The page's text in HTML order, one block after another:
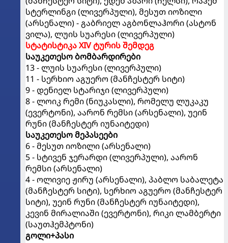
სტერლინგი (ლივერპული), მესუთ იოზილი
(არსენალი) - გაბრიელ აგბონლაჰორი (ასტონ
ვილა), ლუის სუარესი (ლივერპული)
სტატისტიკა XIV ტურის შემდეგ
საუკეთესო ბომბარდირები
13 - ლუის სუარესი (ლივერპული)
11 - სერხიო აგუერო (მანჩესტერ სიტი)
9 - დენიელ სტარიჯი (ლივერპული)
8 - ლოიკ რემი (ნიუკასლი), რომელუ ლუკაკუ
(ევერტონი), აარონ რემსი (არსენალი), უეინ
რუნი (მანჩესტერ იუნაიტედი)
საუკეთესო მეპასეები
6 - მესუთ იოზილი (არსენალი)
5 - სტივენ ჯერარდი (ლივერპული), აარონ
რემსი (არსენალი)
4 - ოლივიე ჟირუ (არსენალი), პაბლო საბალეტა
(მანჩესტერ სიტი), სერხიო აგუერო (მანჩესტერ
სიტი), უეინ რუნი (მანჩესტერ იუნაიტედი),
კევინ მირალიაში (ევერტონი), რიკი ლამბერტი
(საუთჰემპტონი)
გოლი+პასი